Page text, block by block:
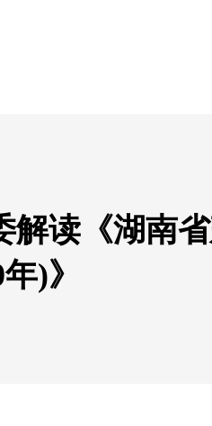
解读《湖南
)》